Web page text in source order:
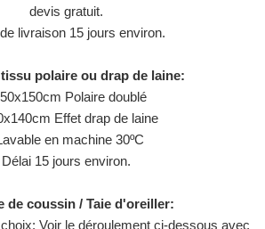
devis gratuit.
livraison 15 jours environ.
polaire ou drap de laine:
Polaire doublé
Effet drap de laine
en machine 30ºC
Délai 15 jours environ.
de coussin / Taie d'oreiller:
Voir le déroulement ci-dessous avec